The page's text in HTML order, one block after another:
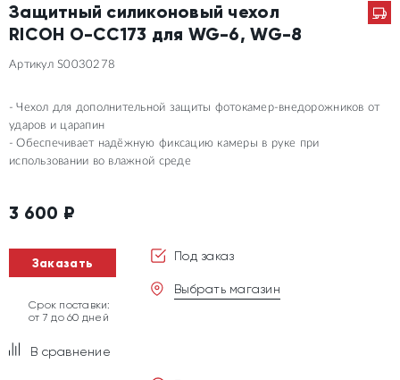
Защитный силиконовый чехол
RICOH O-CC173 для WG-6, WG-8
Артикул S0030278
Чехол для дополнительной защиты фотокамер-внедорожников от
ударов и царапин
Обеспечивает надёжную фиксацию камеры в руке при
использовании во влажной среде
3 600 ₽
Заказать
Срок поставки:
от 7 до 60 дней
В сравнение
Под заказ
Выбрать магазин